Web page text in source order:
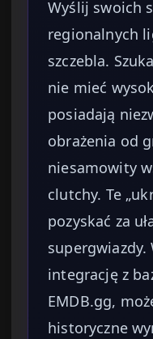
Wyślij swoich
regionalnych
szczebla.
nie mieć
posiadają
obrażenia od
niesamowity
clutchy. Te
pozyskać za
supergwiazdy.
integrację z
EMDB.gg,
historyczne